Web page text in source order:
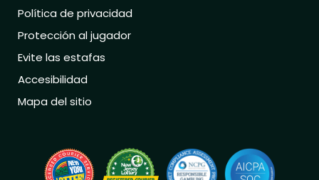
Política de privacidad
Protección al jugador
Evite las estafas
Accesibilidad
Mapa del sitio